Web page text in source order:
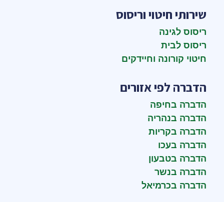
שירותי חיטוי וריסוס
ריסוס לגינה
ריסוס לבית
חיטוי קורונה וחיידקים
הדברה לפי אזורים
הדברה בחיפה
הדברה בנהריה
הדברה בקריות
הדברה בעכו
הדברה בטבעון
הדברה בנשר
הדברה בכרמיאל